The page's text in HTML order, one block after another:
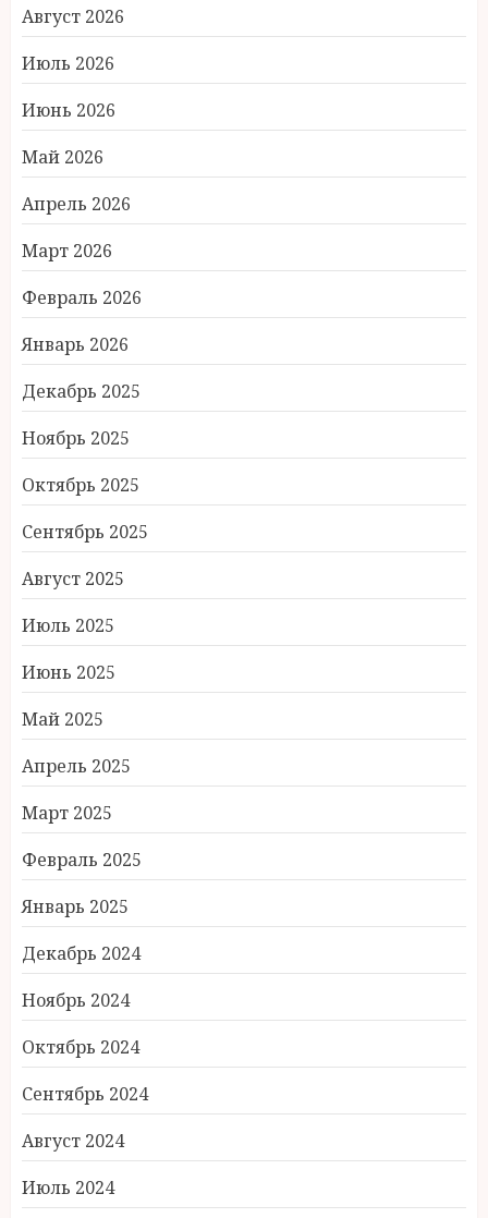
Август 2026
Июль 2026
Июнь 2026
Май 2026
Апрель 2026
Март 2026
Февраль 2026
Январь 2026
Декабрь 2025
Ноябрь 2025
Октябрь 2025
Сентябрь 2025
Август 2025
Июль 2025
Июнь 2025
Май 2025
Апрель 2025
Март 2025
Февраль 2025
Январь 2025
Декабрь 2024
Ноябрь 2024
Октябрь 2024
Сентябрь 2024
Август 2024
Июль 2024